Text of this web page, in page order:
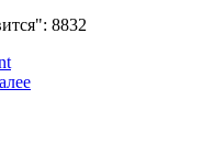
8832